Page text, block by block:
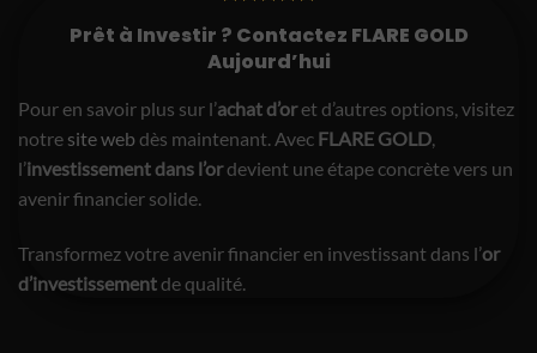
Prêt à Investir ? Contactez FLARE GOLD
Aujourd’hui
Pour en savoir plus sur l’achat d’oret d’autres options, visitez
notre site web dès maintenant. Avec FLARE GOLD,
l’investissement dans l’ordevient une étape concrète vers un
avenir financier solide.
Transformez votre avenir financier en investissant dans l’or
d’investissementde qualité.